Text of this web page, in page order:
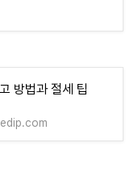
방법과 절세 팁